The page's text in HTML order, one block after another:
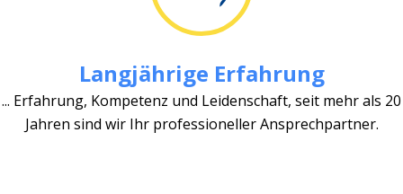
Langjährige Erfahrung
... Erfahrung, Kompetenz und Leidenschaft, seit mehr als 20
Jahren sind wir Ihr professioneller Ansprechpartner.